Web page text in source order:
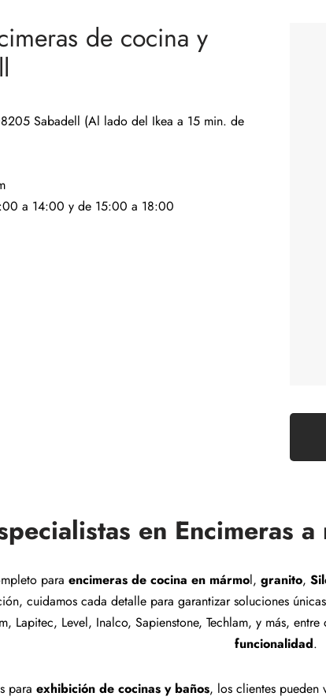
de cocina y
Sabadell (Al lado del Ikea a 15 min. de
a 14:00 y de 15:00 a 18:00
en Encimeras
para encimeras de cocina en mármol, granito,
cuidamos cada detalle para garantizar soluciones
Lapitec, Level, Inalco, Sapienstone, Techlam, y más,
funcionalidad.
para exhibición de cocinas y baños, los clientes pueden